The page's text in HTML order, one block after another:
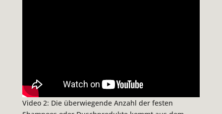
Video 2: Die überwiegende Anzahl der festen